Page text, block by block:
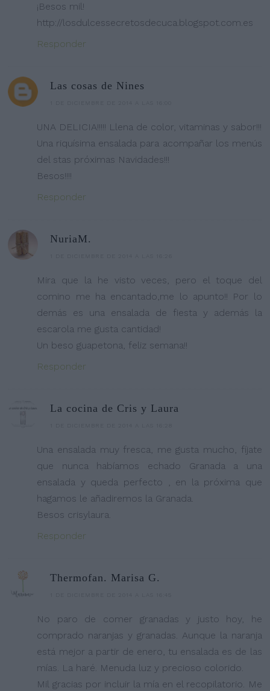
¡Besos mil!
http://losdulcessecretosdecuca.blogspot.com.es
Responder
Las cosas de Nines
UNA DELICIA!!!!! Llena de color, vitaminas y sabor!!!
Una riquísima ensalada para acompañar los menús
del stas próximas Navidades!!!
Besos!!!!
Responder
NuriaM.
Mira que la he visto veces, pero el toque del
comino me ha encantado,me lo apunto!! Por lo
demás es una ensalada de fiesta y además la
escarola me gusta cantidad!
Un beso guapetona, feliz semana!!
Responder
La cocina de Cris y Laura
Una ensalada muy fresca, me gusta mucho, fíjate
que nunca habíamos echado Granada a una
ensalada y queda perfecto , en la próxima que
hagamos le añadiremos la Granada.
Besos crisylaura.
Responder
Thermofan. Marisa G.
No paro de comer granadas y justo hoy, he
comprado naranjas y granadas. Aunque la naranja
está mejor a partir de enero, tu ensalada es de las
mías. La haré. Menuda luz y precioso colorido.
Mil gracias por incluir la mía en el recopilatorio. Me